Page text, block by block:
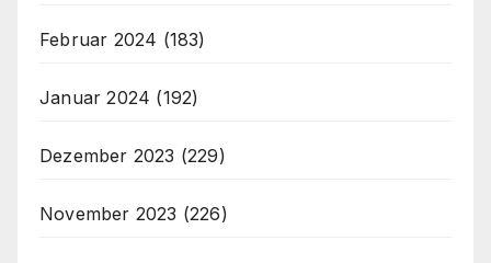
Februar 2024 (183)
Januar 2024 (192)
Dezember 2023 (229)
November 2023 (226)